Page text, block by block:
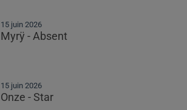
15 juin 2026
Myrÿ - Absent
15 juin 2026
Onze - Star